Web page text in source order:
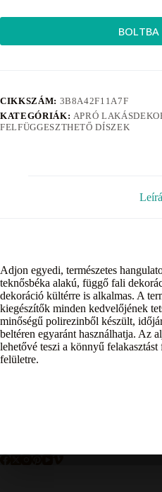
BOLTBA
CIKKSZÁM: 3B8A42F11A7F
KATEGÓRIÁK: APRÓ
FELFÜGGESZTHETŐ DÍSZEK
Adjon egyedi, természetes
teknősbéka alakú, függő fali
dekoráció kültérre is alkalmas. A
kiegészítők minden kedvelőjének
minőségű polirezinből készült,
beltéren egyaránt használhatja. Az
lehetővé teszi a könnyű
felületre.